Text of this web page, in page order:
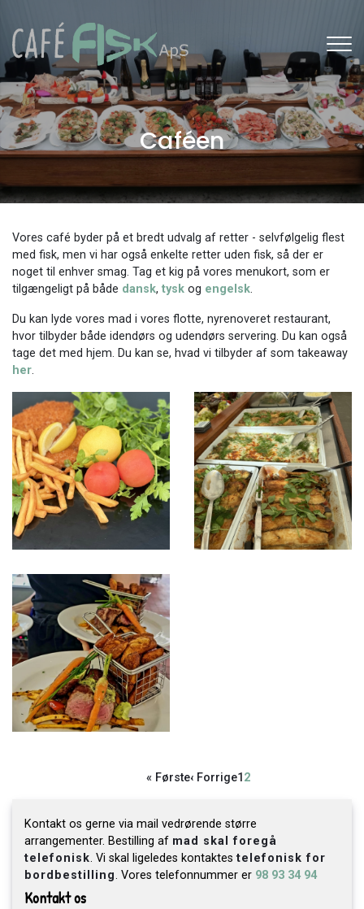
hovedindhold
Caféen
Vores café byder på et bredt udvalg af retter - selvfølgelig flest
med fisk, men vi har også enkelte retter uden fisk, så der er
noget til enhver smag. Tag et kig på vores menukort, som er
tilgængeligt på både dansk, tysk og engelsk.
Du kan lyde vores mad i vores flotte, nyrenoveret restaurant,
hvor tilbyder både idendørs og udendørs servering. Du kan også
tage det med hjem. Du kan se, hvad vi tilbyder af som takeaway
her.
Første
« FørsteForrige
‹ ForrigeSide
1 Side
2
Kontakt os gerne via mail vedrørende større
arrangementer. Bestilling af mad skal foregå
telefonisk. Vi skal ligeledes kontaktestelefonisk for
bordbestilling. Vores telefonnummer er 98 93 34 94
Kontakt os